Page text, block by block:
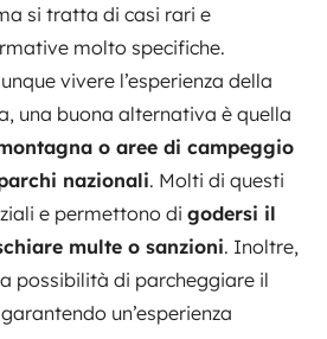
si tratta di casi rari e
molto specifiche.
vivere l’esperienza della
una buona alternativa è quella
o aree di campeggio
nazionali. Molti di questi
e permettono di godersi il
multe o sanzioni. Inoltre,
possibilità di parcheggiare il
un’esperienza